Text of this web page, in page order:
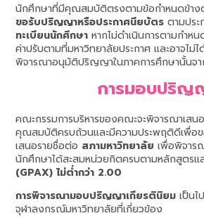
นักศึกษาที่มีคุณสมบัติตรงตามข้อกำหนดข้าง
ขอรับปริญญาหรือประกาศนียบัตร ตามประ
ทะเบียนนักศึกษา หากไม่ดำเนินการตามกำห
ค่าปรับตามที่มหาวิทยาลัยประกาศ และอาจไม่ไ
พิจารณาอนุมัติปริญญาในภาคการศึกษานั้นจา
การมอบปริญ
คณะกรรมการบริหารของคณะจะพิจารณาเส
คุณสมบัติครบถ้วนและมีความประพฤติดีเพื่อ
เสนอรายชื่อต่อ สภามหาวิทยาลัย เพื่อพิจาร
นักศึกษาได้สะสมหน่วยกิตครบตามหลักสูตรแ
(GPAX) ไม่ต่ำกว่า 2.00
การพิจารณามอบปริญญาเกียรตินิยม เป็น
จุฬาลงกรณ์มหาวิทยาลัยที่เกี่ยวข้อง